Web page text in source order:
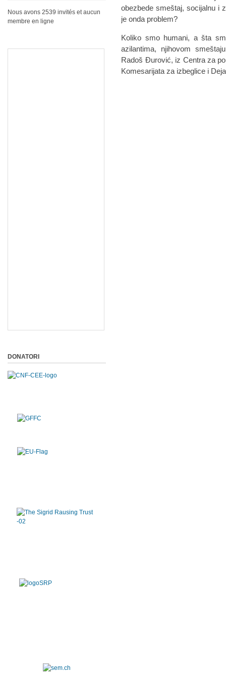
obezbede smeštaj, socijalnu i
je onda problem?
Koliko smo humani, a šta
azilantima, njihovom
Radoš Đurović, iz Centra za
Komesarijata za izbeglice i
Nous avons 2539 invités et aucun
membre en ligne
DONATORI